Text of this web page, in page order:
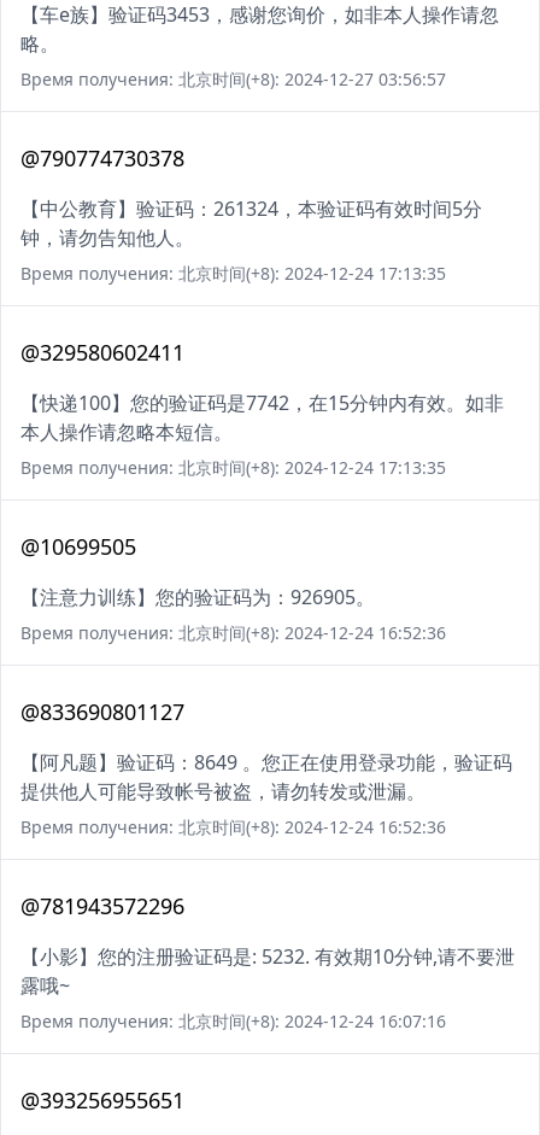
【车e族】验证码3453，感谢您询价，如非本人操作请忽
略。
Время получения: 北京时间(+8): 2024-12-27 03:56:57
@790774730378
【中公教育】验证码：261324，本验证码有效时间5分
钟，请勿告知他人。
Время получения: 北京时间(+8): 2024-12-24 17:13:35
@329580602411
【快递100】您的验证码是7742，在15分钟内有效。如非
本人操作请忽略本短信。
Время получения: 北京时间(+8): 2024-12-24 17:13:35
@10699505
【注意力训练】您的验证码为：926905。
Время получения: 北京时间(+8): 2024-12-24 16:52:36
@833690801127
【阿凡题】验证码：8649 。您正在使用登录功能，验证码
提供他人可能导致帐号被盗，请勿转发或泄漏。
Время получения: 北京时间(+8): 2024-12-24 16:52:36
@781943572296
【小影】您的注册验证码是: 5232. 有效期10分钟,请不要泄
露哦~
Время получения: 北京时间(+8): 2024-12-24 16:07:16
@393256955651